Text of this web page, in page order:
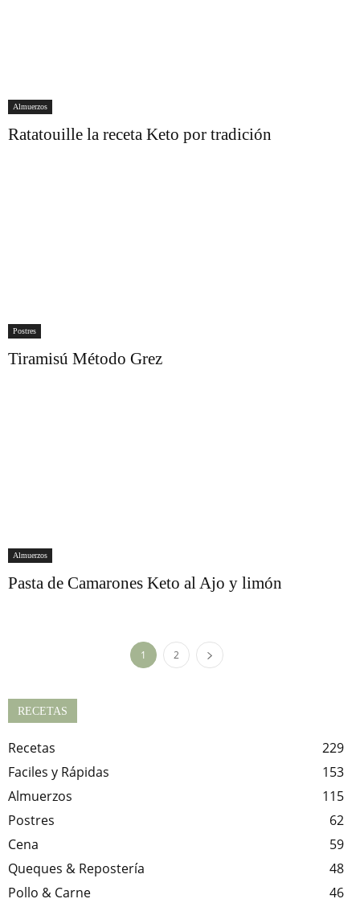
Almuerzos
Ratatouille la receta Keto por tradición
Postres
Tiramisú Método Grez
Almuerzos
Pasta de Camarones Keto al Ajo y limón
1 2
RECETAS
Recetas
229
Faciles y Rápidas
153
Almuerzos
115
Postres
62
Cena
59
Queques & Repostería
48
Pollo & Carne
46